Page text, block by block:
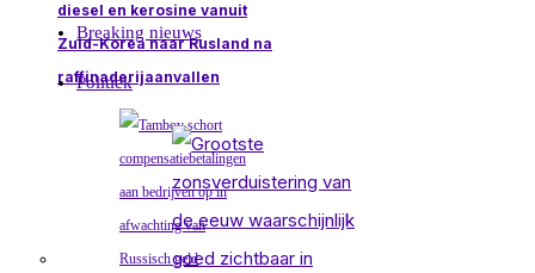
diesel en kerosine vanuit
Zuid-Korea naar Rusland na
raffinaderijaanvallen
Breaking nieuws
Politiek